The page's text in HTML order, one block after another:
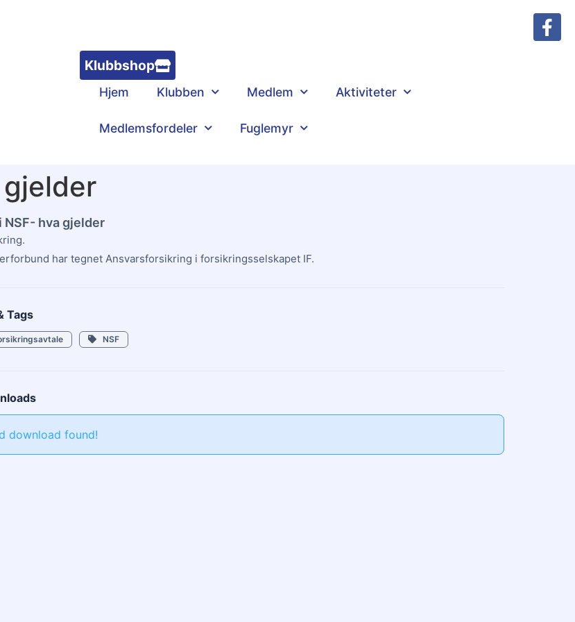
Klubbshop
Hjem Klubben Medlem Aktiviteter
Medlemsfordeler Fuglemyr
gjelder
NSF- hva gjelder
har tegnet Ansvarsforsikring i forsikringsselskapet IF.
Tags
NSF
download found!